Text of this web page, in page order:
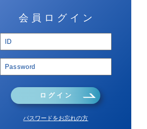
会 員 ロ グ イ ン
ロ グ イ ン
パスワードをお忘れの方